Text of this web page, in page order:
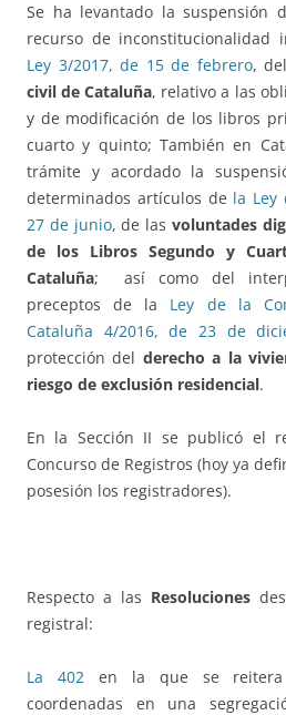
Se ha levantado la suspensión
recurso de inconstitucionalidad
Ley 3/2017, de 15 de febrero, del
civil de Cataluña, relativo a las
y de modificación de los libros
cuarto y quinto; También en
trámite y acordado la
determinados artículos de la Ley
27 de junio, de las voluntades
de los Libros Segundo y
Cataluña;
así como del
preceptos de la Ley de la
Cataluña 4/2016, de 23 de
protección del derecho a la
riesgo de exclusión residencial.
En la Sección II se publicó el
Concurso de Registros (hoy ya
posesión los registradores).
Respecto a las Resoluciones
registral:
La 402en la que se reitera
coordenadas en una